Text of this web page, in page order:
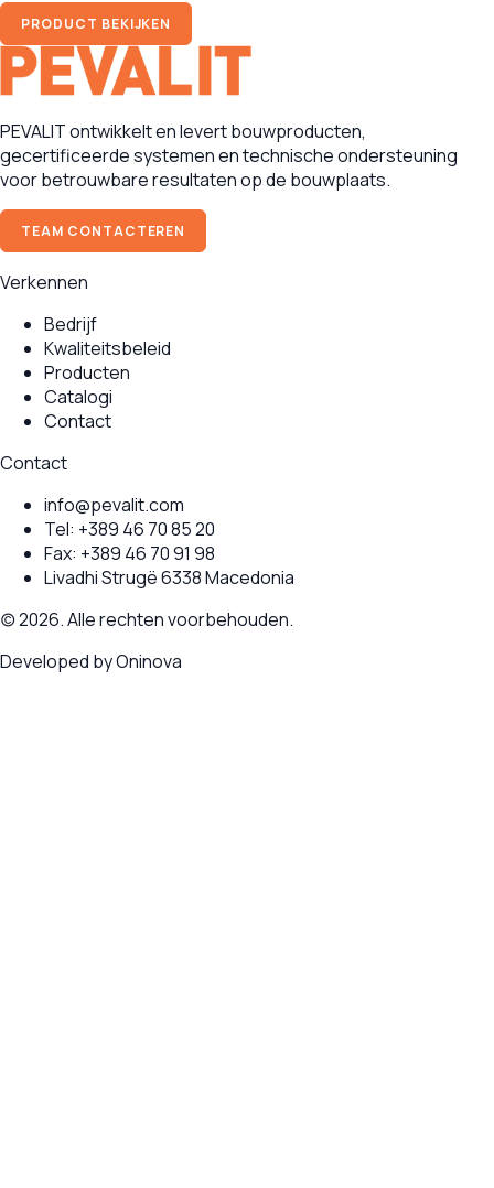
PRODUCT BEKIJKEN
PEVALIT ontwikkelt en levert bouwproducten,
gecertificeerde systemen en technische ondersteuning
voor betrouwbare resultaten op de bouwplaats.
TEAM CONTACTEREN
Verkennen
Bedrijf
Kwaliteitsbeleid
Producten
Catalogi
Contact
Contact
info@pevalit.com
Tel: +389 46 70 85 20
Fax: +389 46 70 91 98
Livadhi Strugë 6338 Macedonia
(c) 2026. Alle rechten voorbehouden.
Developed byOninova